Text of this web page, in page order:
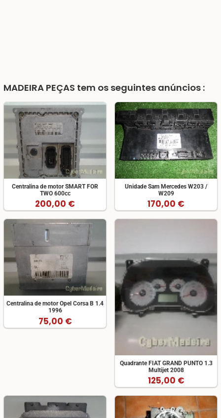
MADEIRA PEÇAS tem os seguintes anúncios :
Centralina de motor SMART FOR
TWO 600cc
200,00 €
Unidade Sam Mercedes W203 /
W209
170,00 €
Centralina de motor Opel Corsa B 1.4
1996
75,00 €
Quadrante FIAT GRAND PUNTO 1.3
Multijet 2008
125,00 €